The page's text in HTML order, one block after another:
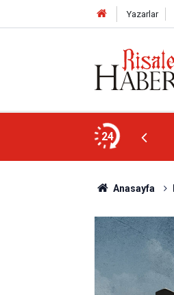
Yazarlar
24
Anasayfa